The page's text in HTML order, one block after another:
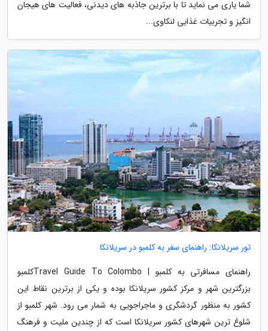
شما یاری می نماید تا با برترین جاذبه های دیدنی، فعالیت های هیجان
انگیز و تجربیات غذایی لنکاوی...
تور سریلانکا: راهنمای سفر به کلمبو در سریلانکا
راهنمای مسافرتی به کلمبو | Travel Guide To Colomboکلمبو
بزرگترین شهر و مرکز کشور سریلانکا بوده و یکی از برترین نقاط این
کشور به منظور گردشگری و ماجراجویی به شمار می رود. شهر کلمبو از
شلوغ ترین شهرهای کشور سریلانکا است که از چندین ملیت و فرهنگ